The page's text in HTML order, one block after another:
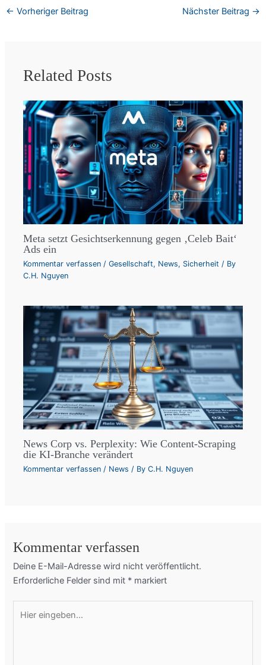
← Vorheriger Beitrag Nächster Beitrag →
Related Posts
Meta setzt Gesichtserkennung gegen ‚Celeb Bait‘
Ads ein
Kommentar verfassen /Gesellschaft, News, Sicherheit / By
C.H. Nguyen
News Corp vs. Perplexity: Wie Content-Scraping
die KI-Branche verändert
Kommentar verfassen / News / ByC.H. Nguyen
Kommentar verfassen
Deine E-Mail-Adresse wird nicht veröffentlicht.
Erforderliche Felder sind mit * markiert
eingeben…